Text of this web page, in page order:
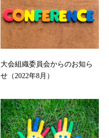
大会組織委員会からのお知ら
せ（2022年8月）